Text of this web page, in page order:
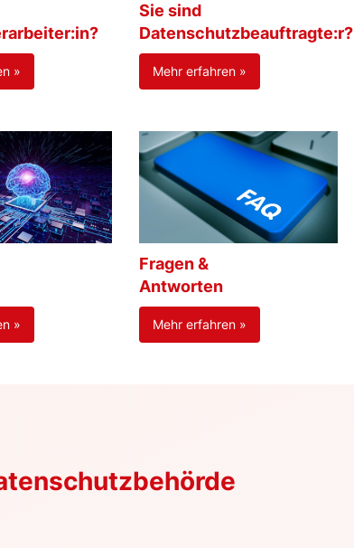
»
Sie sind
Datenschutzbeauftragte:r?
Mehr erfahren »
»
Fragen &
Antworten
Mehr erfahren »